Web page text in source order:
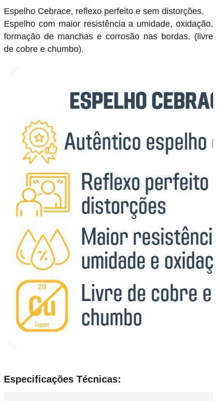
Espelho Cebrace, reflexo perfeito e sem distorções.
Espelho com maior resistência a umidade, oxidação,
formação de manchas e corrosão nas bordas. (livre
de cobre e chumbo).
Especificações Técnicas: